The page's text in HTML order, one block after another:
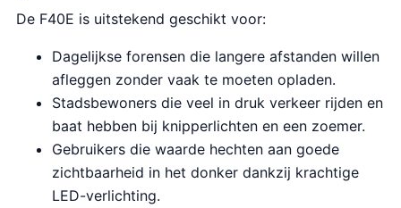
De F40E is uitstekend geschikt voor:
Dagelijkse forensen die langere afstanden willen
afleggen zonder vaak te moeten opladen.
Stadsbewoners die veel in druk verkeer rijden en
baat hebben bij knipperlichten en een zoemer.
Gebruikers die waarde hechten aan goede
zichtbaarheid in het donker dankzij krachtige
LED-verlichting.